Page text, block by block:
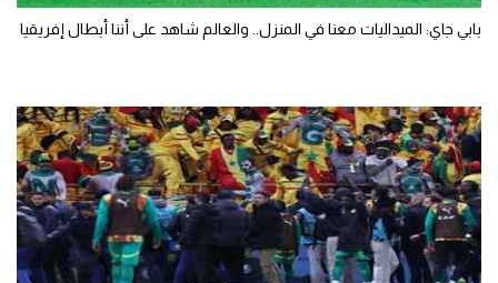
بابي جاي: الميداليات معنا في المنزل.. والعالم شاهد على أننا أبطال إفريقيا